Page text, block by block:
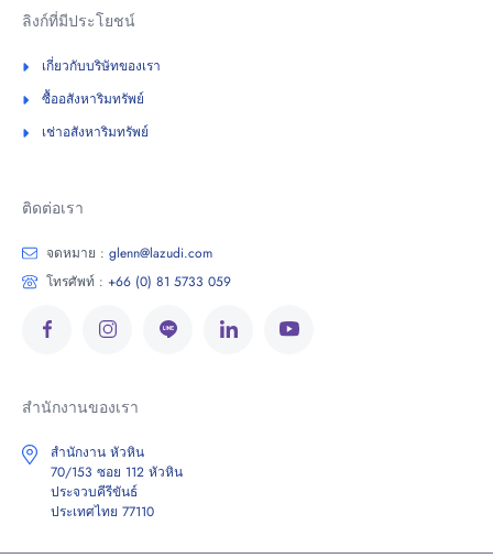
ลิงก์ที่มีประโยชน์
เกี่ยวกับบริษัทของเรา
ซื้ออสังหาริมทรัพย์
เช่าอสังหาริมทรัพย์
ติดต่อเรา
จดหมาย : glenn@lazudi.com
โทรศัพท์ : +66 (0) 81 5733 059
สำนักงานของเรา
สำนักงาน หัวหิน
70/153 ซอย 112 หัวหิน
ประจวบคีรีขันธ์
ประเทศไทย 77110